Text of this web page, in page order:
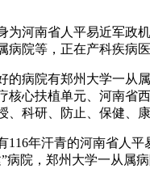
南省人平易近军政机
病院等，正在产科疾病
院有郑州大学一从属
核心扶植单元、河南省
科研、防止、保健、康
年汗青的河南省人平
病院，郑州大学一从